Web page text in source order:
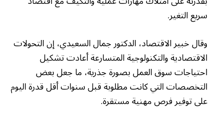
سريع التغير.
وقال خبير الاقتصاد، الدكتور جمال السعيدي، إن التحولات
الاقتصادية والتكنولوجية المتسارعة أعادت تشكيل
احتياجات سوق العمل بصورة جذرية، ما جعل بعض
التخصصات التي كانت مطلوبة قبل سنوات أقل قدرة اليوم
على توفير فرص مهنية مستقرة.